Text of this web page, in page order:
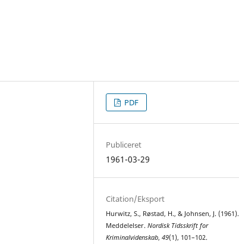
PDF
Publiceret
1961-03-29
Citation/Eksport
Hurwitz, S., Røstad, H., & Johnsen, J. (1961).
Meddelelser.Nordisk Tidsskrift for
Kriminalvidenskab,49(1), 101–102.